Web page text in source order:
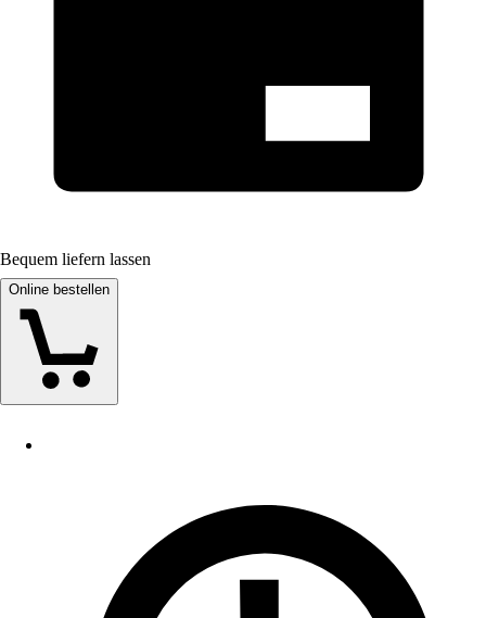
Bequem liefern lassen
Online bestellen